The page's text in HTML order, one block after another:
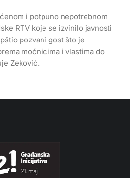
i potpuno nepotrebnom
RTV koje se izvinilo javnosti
pozvani gost što je
moćnicima i vlastima do
Zeković.